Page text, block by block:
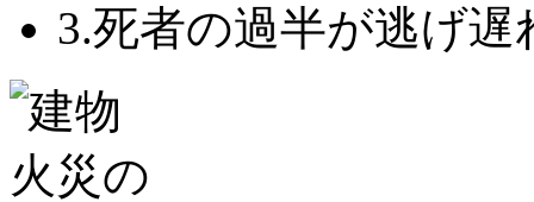
3.死者の過半が逃げ